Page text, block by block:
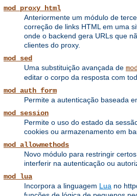
mod_proxy_html
Anteriormente um módulo de
correção de links HTML em uma
onde o backend gera URLs que
clientes do proxy.
mod_sed
Uma substituição avançada de
editar o corpo da resposta com
mod_auth_form
Permite a autenticação baseada
mod_session
Permite o uso do estado da
cookies ou armazenamento em
mod_allowmethods
Novo módulo para restringir
interferir na autenticação ou
mod_lua
Incorpora a linguagem Lua no